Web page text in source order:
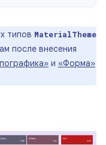
типов MaterialTheme
после внесения
и «Форма»